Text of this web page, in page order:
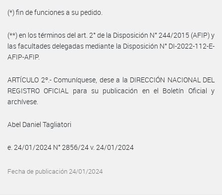
(*) fin de funciones a su pedido.
(**) en los términos del art. 2° de la Disposición N° 244/2015 (AFIP) y
las facultades delegadas mediante la Disposición N° DI-2022-112-E-
AFIP-AFIP.
ARTÍCULO 2º.- Comuníquese, dese a la DIRECCIÓN NACIONAL DEL
REGISTRO OFICIAL para su publicación en el Boletín Oficial y
archívese.
Abel Daniel Tagliatori
e. 24/01/2024 N° 2856/24 v. 24/01/2024
Fecha de publicación 24/01/2024